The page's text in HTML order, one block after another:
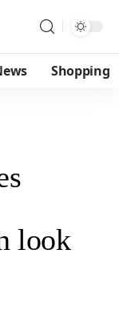
Shopping
look